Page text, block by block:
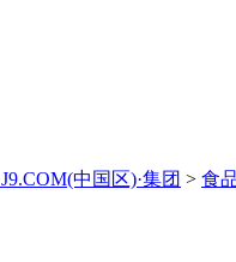
J9.COM(中国区)·集团 > 食